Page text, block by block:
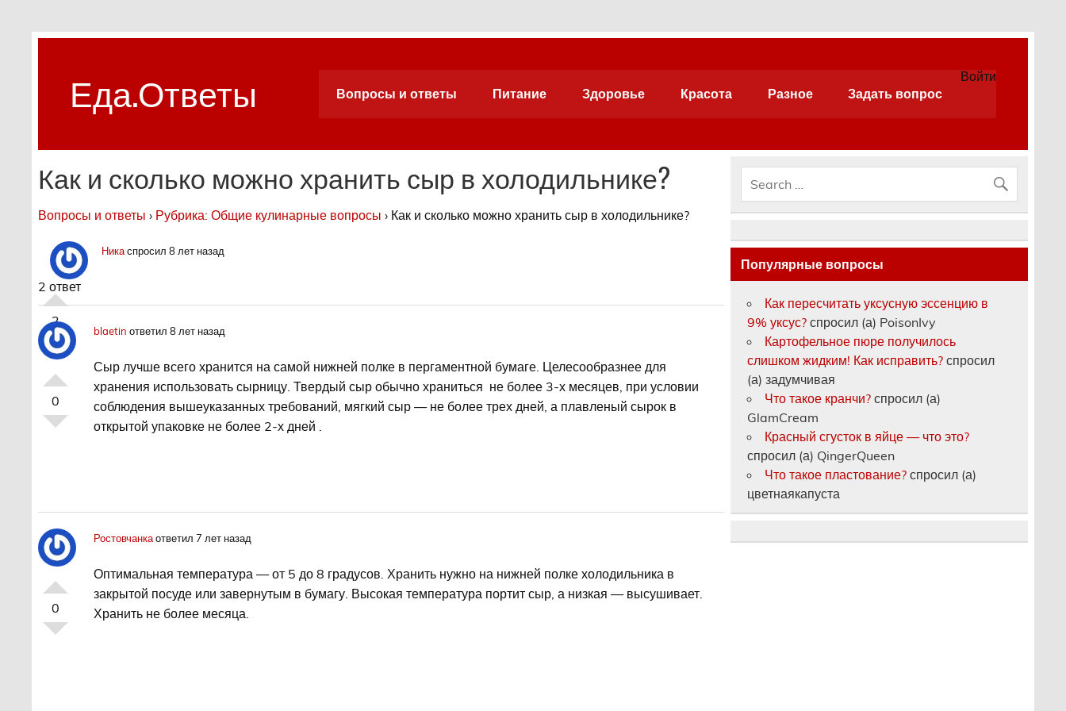
content
Еда.Ответы Вопросы и ответы Питание Здоровье Красота Разное Задать вопрос
Войти
Как и сколько можно хранить сыр в холодильнике?
Вопросы и ответы › Рубрика: Общие кулинарные вопросы › Как и сколько можно хранить сыр в холодильнике?
2
Никаспросил 8 лет назад
2 ответ
0
blaetin ответил 8 лет назад
Сыр лучше всего хранится на самой нижней полке в пергаментной бумаге. Целесообразнее для
хранения использовать сырницу. Твердый сыр обычно храниться не более 3-х месяцев, при условии
соблюдения вышеуказанных требований, мягкий сыр — не более трех дней, а плавленый сырок в
открытой упаковке не более 2-х дней .
0
Ростовчанкаответил 7 лет назад
Оптимальная температура — от 5 до 8 градусов. Хранить нужно на нижней полке холодильника в
закрытой посуде или завернутым в бумагу. Высокая температура портит сыр, а низкая — высушивает.
Хранить не более месяца.
Популярные вопросы
Как пересчитать уксусную эссенцию в
9% уксус? спросил (а) PoisonIvy
Картофельное пюре получилось
слишком жидким! Как исправить? спросил
(а) задумчивая
Что такое кранчи? спросил (а)
GlamCream
Красный сгусток в яйце — что это?
спросил (а) QingerQueen
Что такое пластование? спросил (а)
цветнаякапуста